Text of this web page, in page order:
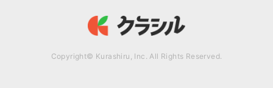
Copyright© Kurashiru, Inc. All Rights Reserved.